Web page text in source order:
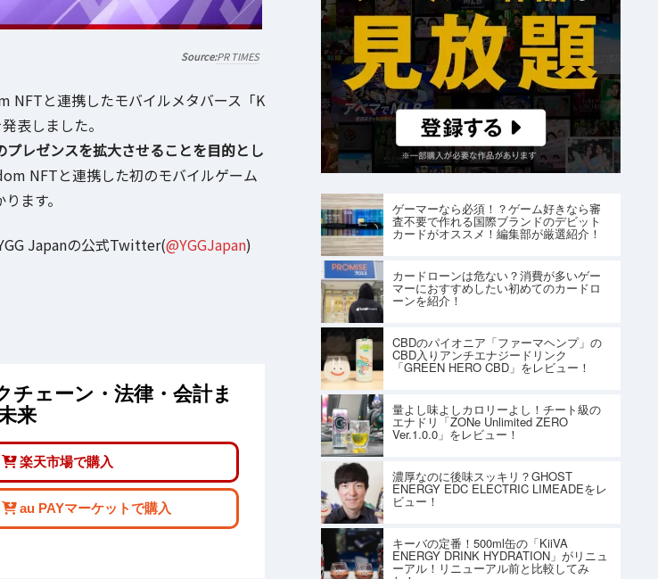
PR TIMES
NFTと連携したモバイルメタバース「K
表しました。
レゼンスを拡大させることを目的とし
NFTと連携した初のモバイルゲーム
ます。
Japanの公式Twitter(@YGGJapan)
チェーン・法律・会計ま
来
楽天市場で購入
au PAYマーケットで購入
ゲーマーなら必須！？ゲーム好きなら審
査不要で作れる国際ブランドのデビット
カードがオススメ！編集部が厳選紹介！
カードローンは危ない？消費が多いゲー
マーにおすすめしたい初めてのカードロ
ーンを紹介！
CBDのパイオニア「ファーマヘンプ」の
CBD入りアンチエナジードリンク
「GREEN HERO CBD」をレビュー！
量よし味よしカロリーよし！チート級の
エナドリ「ZONe Unlimited ZERO
Ver.1.0.0」をレビュー！
濃厚なのに後味スッキリ？GHOST
ENERGY EDC ELECTRIC LIMEADEをレ
ビュー！
キーバの定番！500ml缶の「KiiVA
ENERGY DRINK HYDRATION」がリニュ
ーアル！リニューアル前と比較してみ